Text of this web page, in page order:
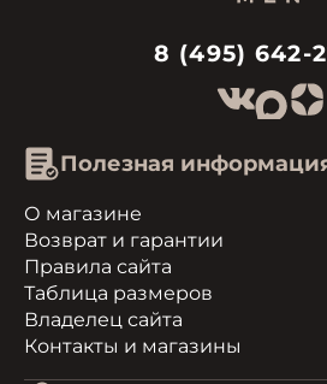
8 (495) 642-
Полезная
О магазине
Возврат и гарантии
Правила сайта
Таблица размеров
Владелец сайта
Контакты и магазины